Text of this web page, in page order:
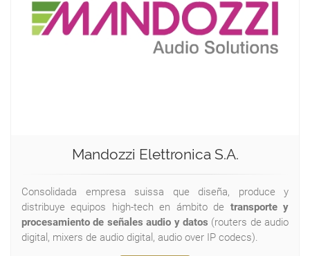
Mandozzi Elettronica S.A.
Consolidada empresa suissa que diseña, produce y
distribuye equipos high-tech en ámbito de transporte y
procesamiento de señales audio y datos (routers de audio
digital, mixers de audio digital, audio over IP codecs).